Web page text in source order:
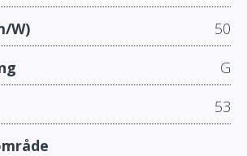
W)
50
G
53